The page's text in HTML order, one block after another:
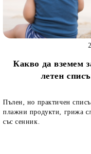
Какво да вземем
летен
Пълен, но практичен
плажни продукти, грижа
със сенник.